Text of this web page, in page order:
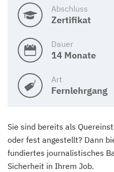
Abschluss
Zertifikat
Dauer
14 Monate
Art
Fernlehrgang
Sie sind bereits als
oder fest angestellt? Dann
fundiertes journalistisches
Sicherheit in Ihrem Job.